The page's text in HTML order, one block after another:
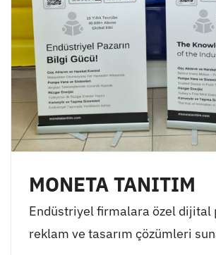
MONETA TANITIM
Endüstriyel firmalara özel dijital
reklam ve tasarım çözümleri